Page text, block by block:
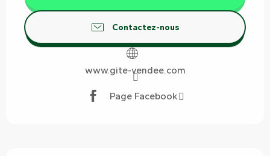
Contactez-nous
www.gite-vendee.com
Page Facebook